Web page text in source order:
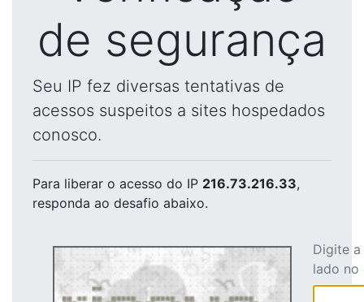
de segurança
Seu IP fez diversas tentativas de
acessos suspeitos a sites hospedados
conosco.
Para liberar o acesso do IP 216.73.216.33,
responda ao desafio abaixo.
Digite
lado no